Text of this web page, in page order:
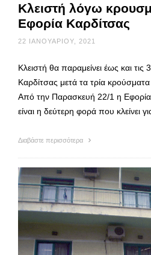
Κλειστή λόγω
Εφορία Καρδίτσας
22 ΙΑΝΟΥΑΡΊΟΥ, 2021
Κλειστή θα παραμείνει έως και
Καρδίτσας μετά τα τρία
Από την Παρασκευή 22/1 η Εφορία
είναι η δεύτερη φορά που κλείνει
Διαβάστε περισσότερα